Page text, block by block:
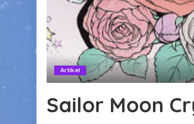
Artikel
Sailor Moon